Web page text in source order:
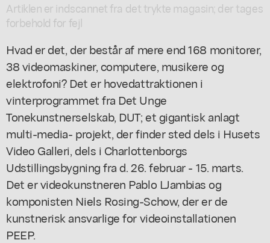
Artiklen er indscannet fra det trykte magasin; der tages
forbehold for fejl
Hvad er det, der består af mere end 168 monitorer,
38 videomaskiner, computere, musikere og
elektrofoni? Det er hovedattraktionen i
vinterprogrammet fra Det Unge
Tonekunstnerselskab, DUT; et gigantisk anlagt
multi-media- projekt, der finder sted dels i Husets
Video Galleri, dels i Charlottenborgs
Udstillingsbygning fra d. 26. februar - 15. marts.
Det er videokunstneren Pablo LJambias og
komponisten Niels Rosing-Schow, der er de
kunstnerisk ansvarlige for videoinstallationen
PEEP.